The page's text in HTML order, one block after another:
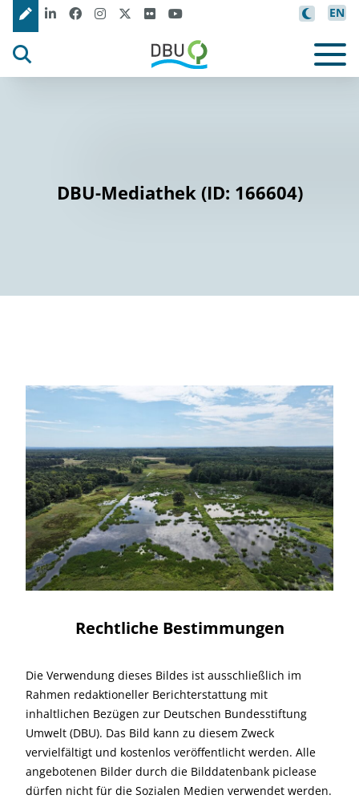
EN
DBU-Mediathek (ID: 166604)
Rechtliche Bestimmungen
Die Verwendung dieses Bildes ist ausschließlich im
Rahmen redaktioneller Berichterstattung mit
inhaltlichen Bezügen zur Deutschen Bundesstiftung
Umwelt (DBU). Das Bild kann zu diesem Zweck
vervielfältigt und kostenlos veröffentlicht werden. Alle
angebotenen Bilder durch die Bilddatenbank piclease
dürfen nicht für die Sozialen Medien verwendet werden.